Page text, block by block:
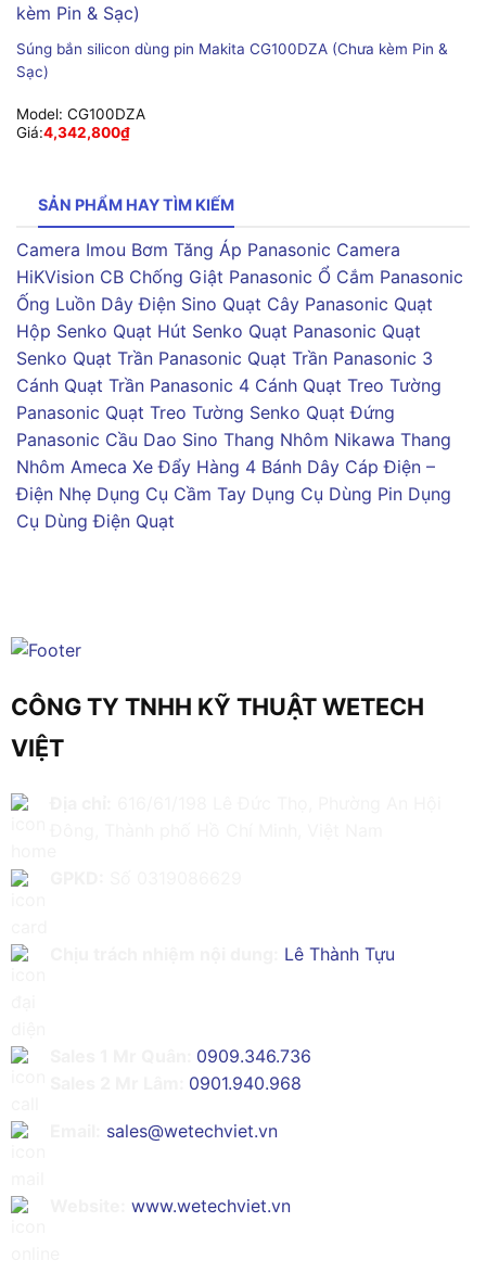
Súng bắn silicon dùng pin Makita CG100DZA (Chưa kèm Pin &
Sạc)
Model: CG100DZA
Giá:4,342,800₫
SẢN PHẨM HAY TÌM KIẾM
Camera Imou Bơm Tăng Áp Panasonic Camera
HiKVision CB Chống Giật Panasonic Ổ Cắm Panasonic
Ống Luồn Dây Điện Sino Quạt Cây Panasonic Quạt
Hộp Senko Quạt Hút Senko Quạt Panasonic Quạt
Senko Quạt Trần Panasonic Quạt Trần Panasonic 3
Cánh Quạt Trần Panasonic 4 Cánh Quạt Treo Tường
Panasonic Quạt Treo Tường Senko Quạt Đứng
Panasonic Cầu Dao Sino Thang Nhôm Nikawa Thang
Nhôm Ameca Xe Đẩy Hàng 4 Bánh Dây Cáp Điện –
Điện Nhẹ Dụng Cụ Cầm Tay Dụng Cụ Dùng Pin Dụng
Cụ Dùng Điện Quạt
CÔNG TY TNHH KỸ THUẬT WETECH
VIỆT
Lê Thành Tựu
0909.346.736
0901.940.968
sales@wetechviet.vn
www.wetechviet.vn